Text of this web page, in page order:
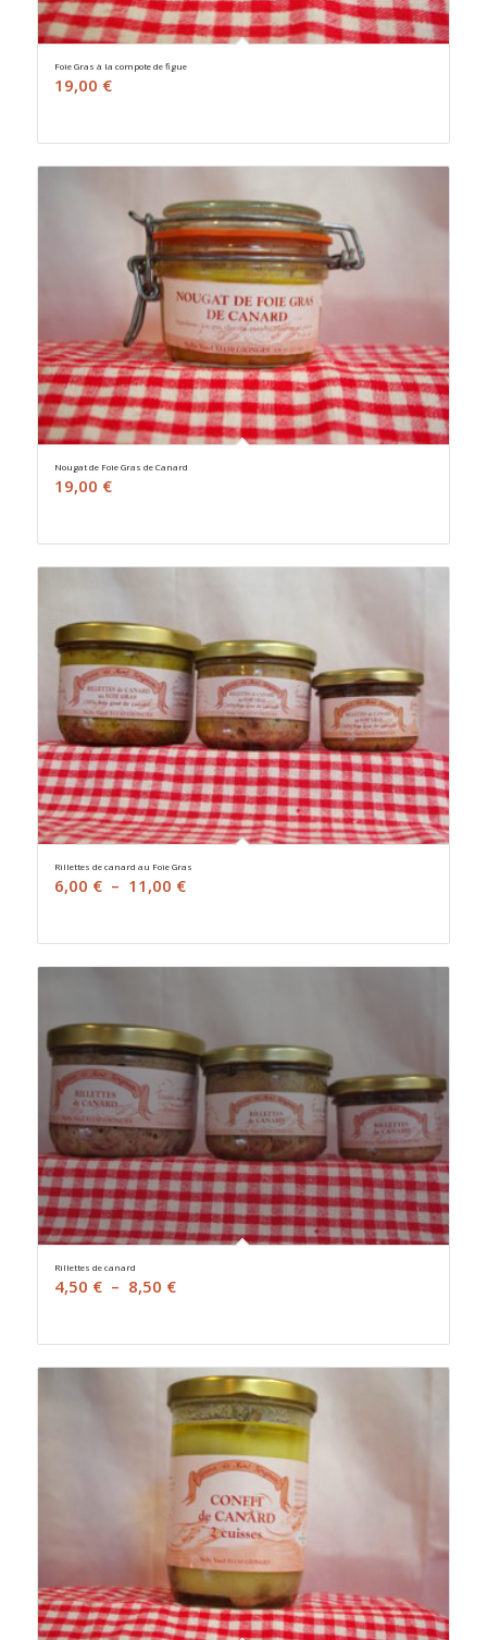
Foie Gras à la compote de figue
19,00 €
Nougat de Foie Gras de Canard
19,00 €
Rillettes de canard au Foie Gras
6,00 € – 11,00 €Plage
6,00 €
Rillettes de canard
4,50 € – 8,50 €Plage
4,50 €
à
8,50 €